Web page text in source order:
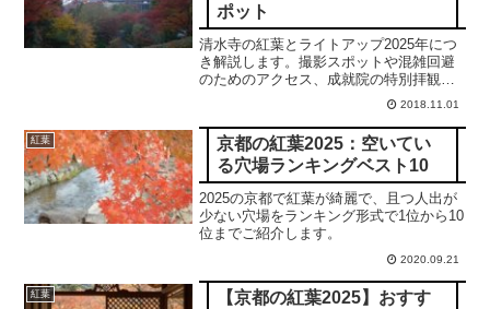
ポット
清水寺の紅葉とライトアップ2025年につ
き解説します。撮影スポットや混雑回避
のためのアクセス、成就院の特別拝観や
隋求堂の胎内めぐりなども併せて世界一
詳細かつ簡潔にご紹介します。
2018.11.01
紅葉
京都の紅葉2025：空いてい
る穴場ランキングベスト10
2025の京都で紅葉が綺麗で、且つ人出が
少ない穴場をランキング形式で1位から10
位までご紹介します。
2020.09.21
紅葉
【京都の紅葉2025】おすす